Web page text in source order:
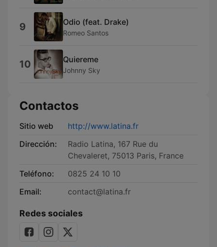
9 Odio (feat. Drake)
Romeo Santos
10 Quiereme
Johnny Sky
Contactos
Sitio web
http://www.latina.fr
Dirección:
Radio Latina, 167 Rue du
Chevaleret, 75013 Paris, France
Teléfono:
0825 24 10 10
Email:
contact@latina.fr
Redes sociales